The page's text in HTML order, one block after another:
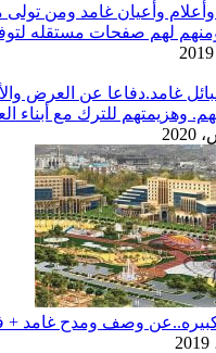
وأعيان غامد ومن
لهم صفحات مستقله
غامد.دفاعا عن العرض
وهزيمتهم للترك مع أبناء
وصف ومدح غامد +